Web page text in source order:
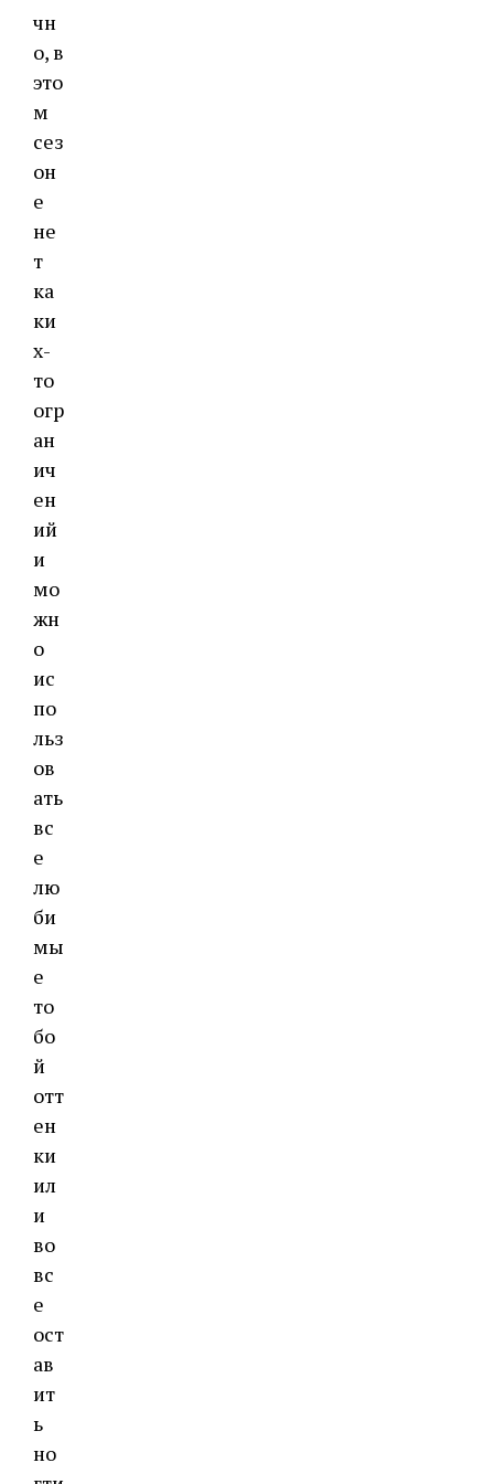
чн
о, в
это
м
сез
он
е
не
т
ка
ки
х-
то
огр
ан
ич
ен
ий
и
мо
жн
о
ис
по
льз
ов
ать
вс
е
лю
би
мы
е
то
бо
й
отт
ен
ки
ил
и
во
вс
е
ост
ав
ит
ь
но